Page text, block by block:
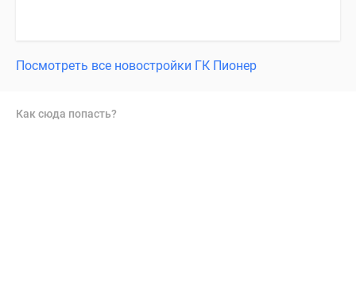
Посмотреть все новостройки ГК Пионер
Как сюда попасть?